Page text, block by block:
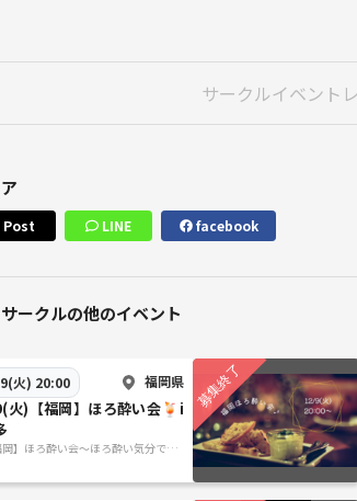
サークルイベント
Post LINE facebook
ークルの他のイベント
火) 20:00 福岡県
火)【福岡】ほろ酔い会🍹i
】ほろ酔い会～ほろ酔い気分でラ